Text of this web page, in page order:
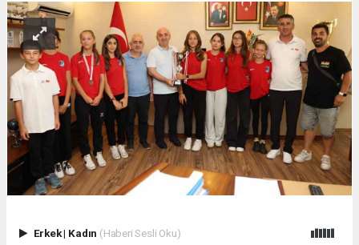
Erkek| Kadın (Haberi Sesli Oku)